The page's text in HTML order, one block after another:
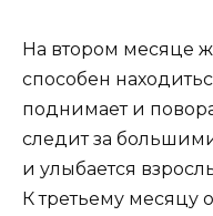
На втором месяце
способен
поднимает и
следит за
и улыбается
К третьему месяцу